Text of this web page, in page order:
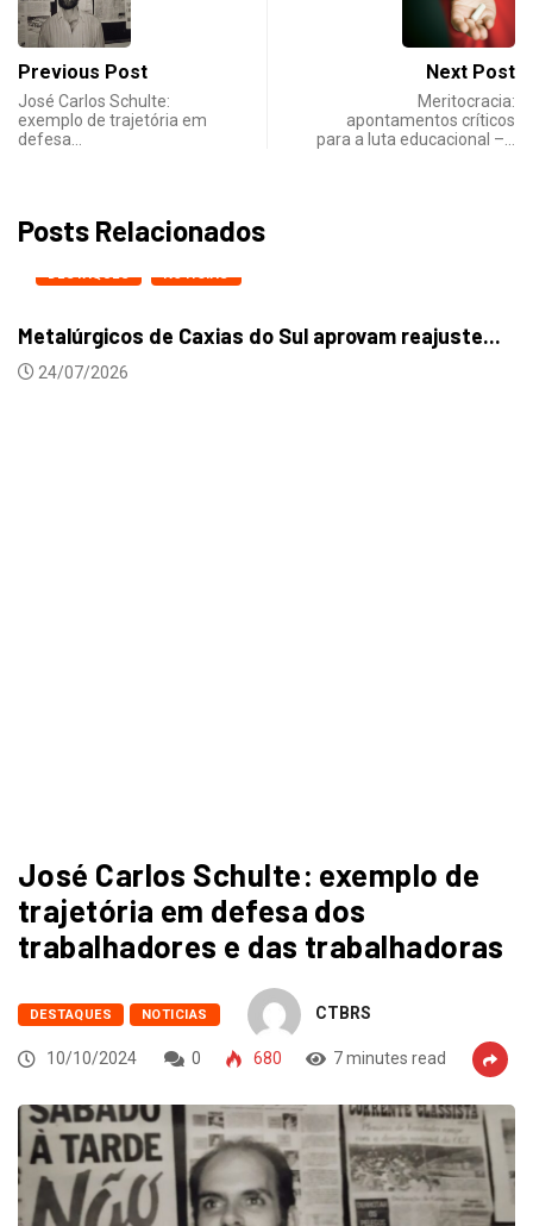
Previous Post
José Carlos Schulte:
exemplo de trajetória em
defesa…
Next Post
Meritocracia:
apontamentos críticos
para a luta educacional –…
Posts Relacionados
DESTAQUES NOTICIAS
Metalúrgicos de Caxias do Sul aprovam reajuste...
24/07/2026
José Carlos Schulte: exemplo de
trajetória em defesa dos
trabalhadores e das trabalhadoras
DESTAQUES NOTICIAS CTBRS
10/10/2024 0 680 7 minutes read